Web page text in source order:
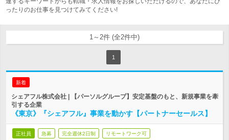
ったりのお仕事を見つけてみてください!
1～2件 (全2件中)
1
新着
シェアフル株式会社 | 【パーソルグループ】安定基盤のもと、新規事業を牽
引する企業
《東京》『シェアフル』事業を動かす【パートナーセールス】
正社員 急募 完全週休2日制 リモートワーク可